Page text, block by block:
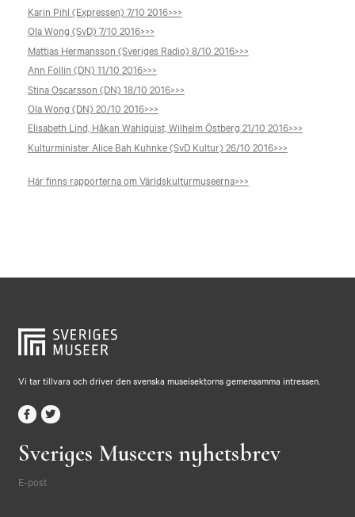
Karin Pihl (Expressen) 7/10 2016>>>
Ola Wong (SvD) 7/10 2016>>>
Mattias Hermansson (Sveriges Radio) 8/10 2016>>>
Ann Follin (DN) 11/10 2016>>>
Stina Oscarsson (DN) 18/10 2016>>>
Ola Wong (DN) 20/10 2016>>>
Elisabeth Lind, Håkan Wahlquist, Wilhelm Östberg 21/10 2016>>>
Kulturminister Alice Bah Kuhnke (SvD Kultur) 26/10 2016>>>
Här finns rapporterna om Världskulturmuseerna>>>
Vi tar tillvara och driver den svenska museisektorns gemensamma intressen.
Sveriges Museers nyhetsbrev
E-post